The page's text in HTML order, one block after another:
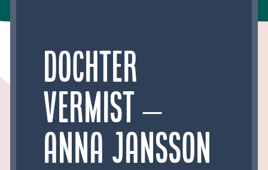
Dochter
vermist –
Anna Jansson